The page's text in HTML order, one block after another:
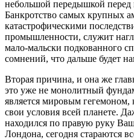
небольшой передышкой перед
Банкротство самых крупных
катастрофическими
промышленности, служит
мало-мальски подкованного
сомнений, что дальше будет
Вторая причина, и она же
это уже не монолитный
является мировым гегемоном,
свои условия всей планете.
находился по правую руку
Лондона, сегодня стараются